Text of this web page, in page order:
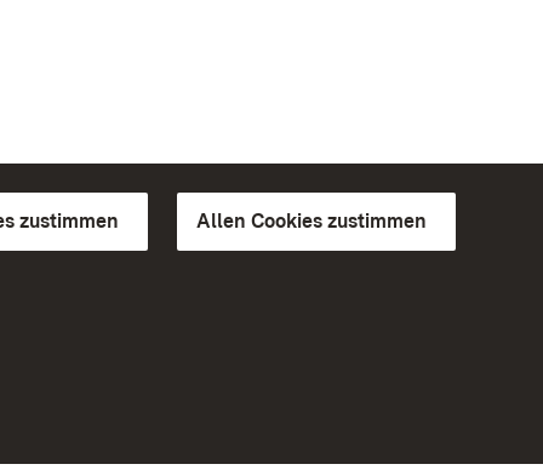
zustimmen Allen Cookies zustimmen